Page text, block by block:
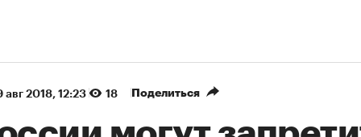
авг 2018, 12:23 18 Поделиться